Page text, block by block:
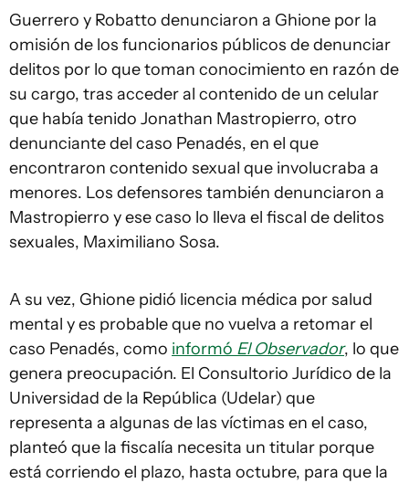
Guerrero y Robatto denunciaron a Ghione por la
omisión de los funcionarios públicos de denunciar
delitos por lo que toman conocimiento en razón de
su cargo, tras acceder al contenido de un celular
que había tenido Jonathan Mastropierro, otro
denunciante del caso Penadés, en el que
encontraron contenido sexual que involucraba a
menores. Los defensores también denunciaron a
Mastropierro y ese caso lo lleva el fiscal de delitos
sexuales, Maximiliano Sosa.
A su vez, Ghione pidió licencia médica por salud
mental y es probable que no vuelva a retomar el
caso Penadés, como informó El Observador, lo que
genera preocupación. El Consultorio Jurídico de la
Universidad de la República (Udelar) que
representa a algunas de las víctimas en el caso,
planteó que la fiscalía necesita un titular porque
está corriendo el plazo, hasta octubre, para que la